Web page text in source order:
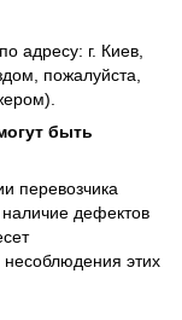
адресу: г. Киев,
пожалуйста,
быть
перевозчика
дефектов
несоблюдения этих